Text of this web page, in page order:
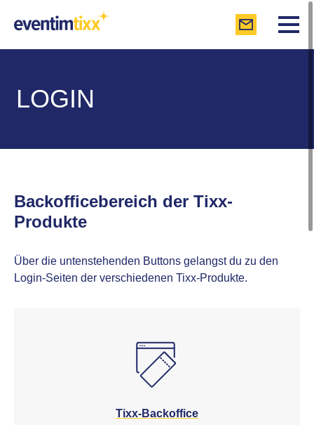
LOGIN
Backofficebereich der Tixx-
Produkte
Über die untenstehenden Buttons gelangst du zu den
Login-Seiten der verschiedenen Tixx-Produkte.
Tixx-Backoffice